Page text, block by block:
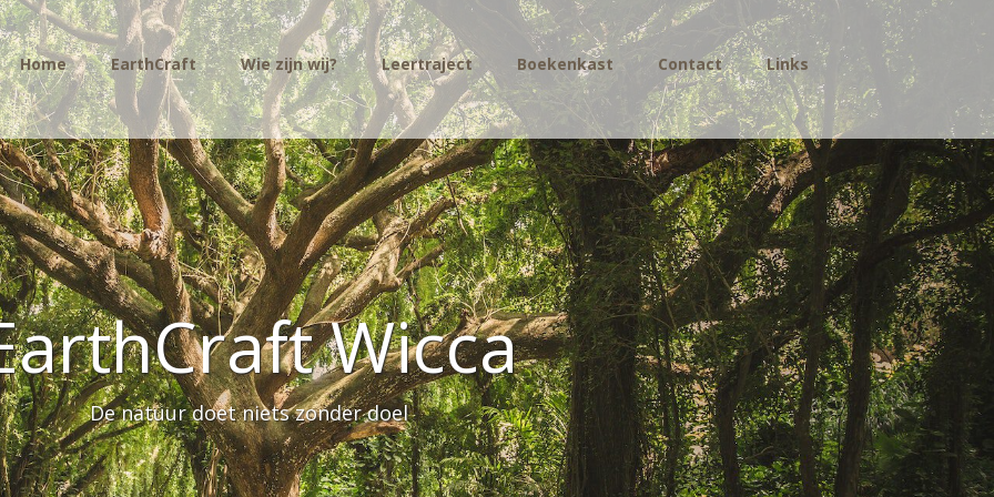
Home EarthCraft Wie zijn wij? Leertraject Boekenkast Contact Links
Wicca
De natuur doet niets zonder doel